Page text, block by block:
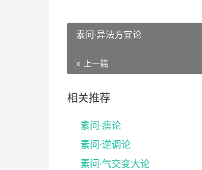
素问·异法方宜论
« 上一篇
相关推荐
素问·痹论
素问·逆调论
素问·气交变大论